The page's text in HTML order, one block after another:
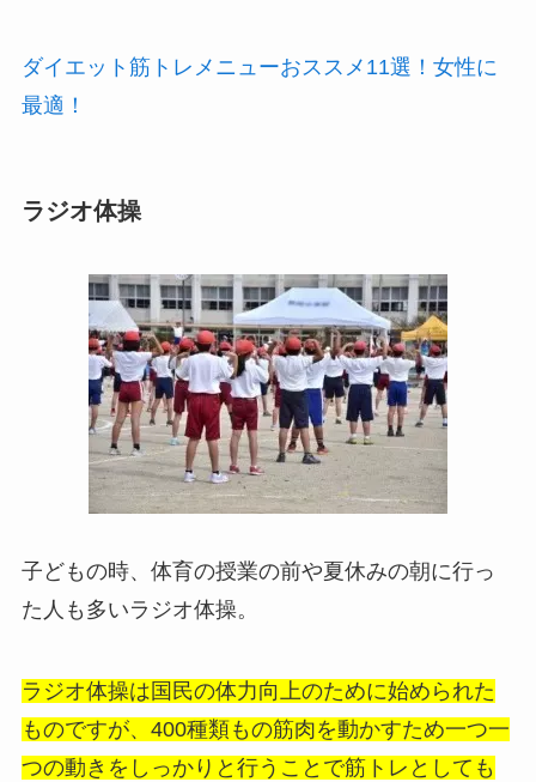
ダイエット筋トレメニューおススメ11選！女性に
最適！
ラジオ体操
子どもの時、体育の授業の前や夏休みの朝に行っ
た人も多いラジオ体操。
ラジオ体操は国民の体力向上のために始められた
ものですが、400種類もの筋肉を動かすため一つ一
つの動きをしっかりと行うことで筋トレとしても